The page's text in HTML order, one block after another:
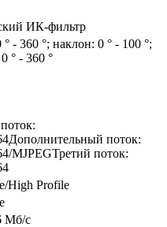
ИК-фильтр
- 360 °; наклон: 0 ° - 100 °;
° - 360 °
поток:
MJPEGТретий поток:
High Profile
Мб/с